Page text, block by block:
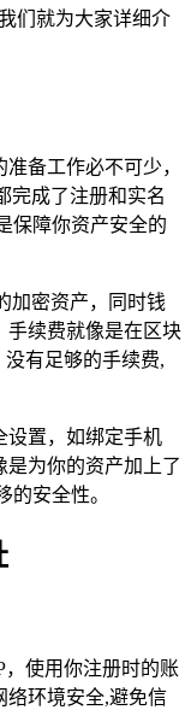
们就为大家详细介
备工作必不可少，
完成了注册和实名
保障你资产安全的
加密资产，同时钱
手续费就像是在区块
有足够的手续费,
设置，如绑定手机
是为你的资产加上了
的安全性。
使用你注册时的账
络环境安全,避免信